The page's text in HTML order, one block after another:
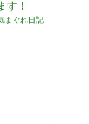
！
まぐれ日記